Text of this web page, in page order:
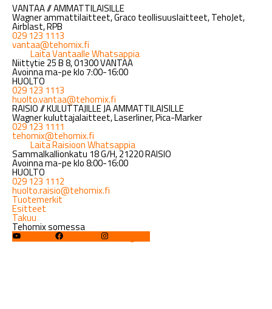
VANTAA // AMMATTILAISILLE
Wagner ammattilaitteet, Graco teollisuuslaitteet, TehoJet,
Airblast, RPB
029 123 1113
vantaa@tehomix.fi
Laita Vantaalle Whatsappia
Niittytie 25 B 8, 01300 VANTAA
Avoinna ma-pe klo 7:00-16:00
HUOLTO
029 123 1113
huolto.vantaa@tehomix.fi
RAISIO // KULUTTAJILLE JA AMMATTILAISILLE
Wagner kuluttajalaitteet, Laserliner, Pica-Marker
029 123 1111
tehomix@tehomix.fi
Laita Raisioon Whatsappia
Sammalkallionkatu 18 G/H, 21220 RAISIO
Avoinna ma-pe klo 8:00-16:00
HUOLTO
029 123 1112
huolto.raisio@tehomix.fi
Tuotemerkit
Esitteet
Takuu
Tehomix somessa